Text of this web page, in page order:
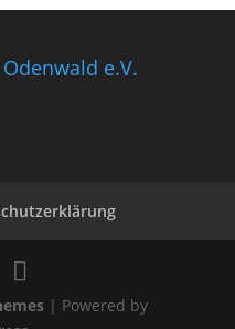
e.V.
| Powered by